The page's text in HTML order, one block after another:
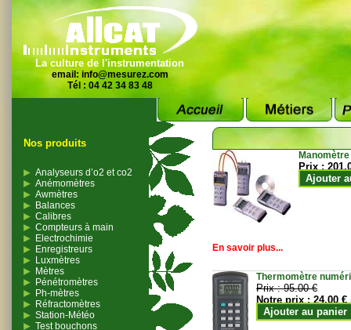
La culture de l'instrumentation
email: info@mesurez.com
Tél : 04 42 34 83 48
Nos produits
Analyseurs d’o2 et co2
Anémomètres
Awmètres
Balances
Calibres
Compteurs à main
Electrochimie
Enregistreurs
Luxmètres
Mètres
Pénétromètres
Ph-mètres
Réfractomètres
Station-Météo
Test bouchons
Prix :
Ajouter
En savoir plus...
Thermomètre
Prix :95.00 €
Notre prix :24.00 €
Ajouter au panier